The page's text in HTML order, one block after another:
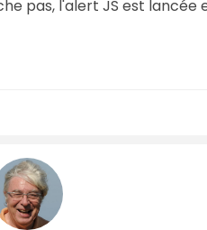
pas, l'alert JS est